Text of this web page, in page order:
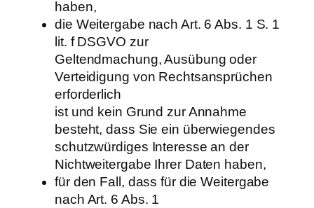
haben,
die Weitergabe nach Art. 6 Abs. 1 S. 1
lit. f DSGVO zur
Geltendmachung, Ausübung oder
Verteidigung von Rechtsansprüchen
erforderlich
ist und kein Grund zur Annahme
besteht, dass Sie ein überwiegendes
schutzwürdiges Interesse an der
Nichtweitergabe Ihrer Daten haben,
für den Fall, dass für die Weitergabe
nach Art. 6 Abs. 1